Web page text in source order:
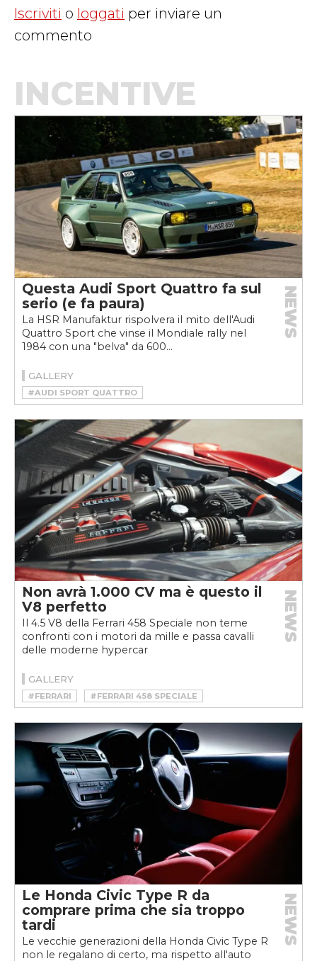
Iscriviti o loggati per inviare un
commento
INCENTIVE
Questa Audi Sport Quattro fa sul
serio (e fa paura)
La HSR Manufaktur rispolvera il mito dell'Audi
Quattro Sport che vinse il Mondiale rally nel
1984 con una "belva" da 600...
NEWS
GALLERY
#AUDI SPORT QUATTRO
#HSR MANUFAKTUR
#RESTOMOD
Non avrà 1.000 CV ma è questo il
V8 perfetto
Il 4.5 V8 della Ferrari 458 Speciale non teme
confronti con i motori da mille e passa cavalli
delle moderne hypercar
NEWS
GALLERY
#FERRARI #FERRARI 458 SPECIALE
Le Honda Civic Type R da
comprare prima che sia troppo
tardi
Le vecchie generazioni della Honda Civic Type R
non le regalano di certo, ma rispetto all'auto
NEWS